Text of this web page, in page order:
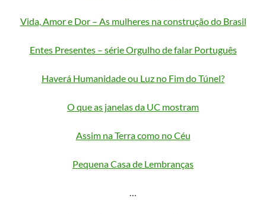
Vida, Amor e Dor – As mulheres na construção do Brasil
Entes Presentes – série Orgulho de falar Português
Haverá Humanidade ou Luz no Fim do Túnel?
O que as janelas da UC mostram
Assim na Terra como no Céu
Pequena Casa de Lembranças
…